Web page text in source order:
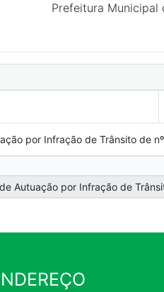
Prefeitura Municipal
por Infração de Trânsito de
Autuação por Infração de